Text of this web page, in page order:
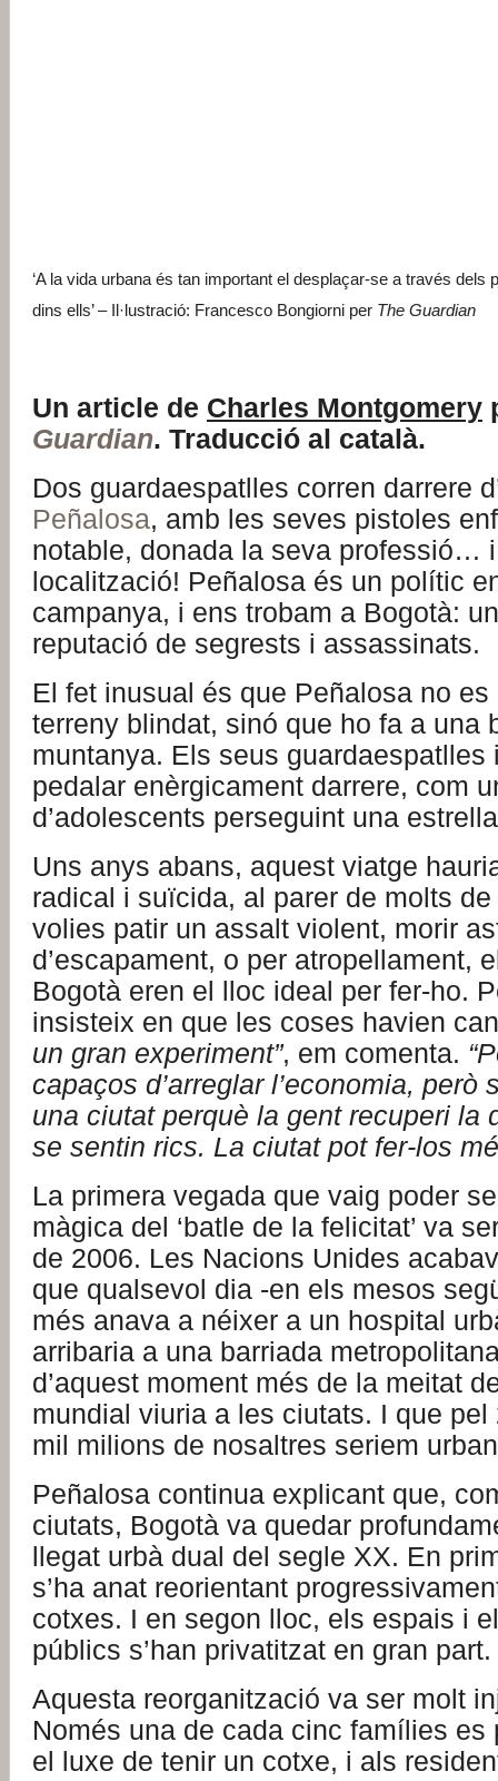
‘A la vida urbana és tan important el desplaçar-se a través dels
dins ells’ – Il·lustració: Francesco Bongiorni per The Guardian
Un article de Charles Montgomery
Guardian. Traducció al català.
Dos guardaespatlles corren darrere
Peñalosa, amb les seves pistoles
notable, donada la seva professió…
localització! Peñalosa és un polític
campanya, i ens trobam a Bogotà:
reputació de segrests i assassinats.
El fet inusual és que Peñalosa no es
terreny blindat, sinó que ho fa a una
muntanya. Els seus guardaespatlles
pedalar enèrgicament darrere, com
d’adolescents perseguint una
Uns anys abans, aquest viatge
radical i suïcida, al parer de molts
volies patir un assalt violent, morir
d’escapament, o per atropellament,
Bogotà eren el lloc ideal per fer-ho.
insisteix en que les coses havien
un gran experiment”, em comenta. “
capaços d’arreglar l’economia, però
una ciutat perquè la gent recuperi la
se sentin rics. La ciutat pot fer-los
La primera vegada que vaig poder
màgica del ‘batle de la felicitat’ va
de 2006. Les Nacions Unides
que qualsevol dia -en els mesos
més anava a néixer a un hospital
arribaria a una barriada
d’aquest moment més de la meitat
mundial viuria a les ciutats. I que pel
mil milions de nosaltres seriem
Peñalosa continua explicant que,
ciutats, Bogotà va quedar
llegat urbà dual del segle XX. En
s’ha anat reorientant
cotxes. I en segon lloc, els espais i
públics s’han privatitzat en gran part.
Aquesta reorganització va ser molt
Només una de cada cinc famílies es
el luxe de tenir un cotxe, i als